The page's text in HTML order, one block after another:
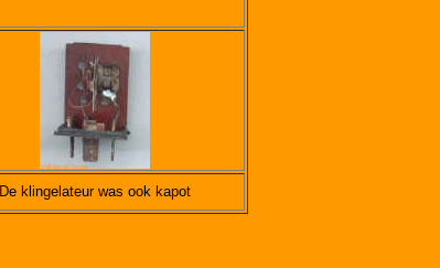
De klingelateur was ook kapot